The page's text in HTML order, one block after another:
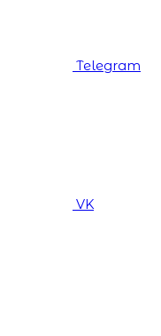
Telegram
VK